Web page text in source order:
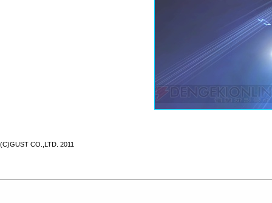
(C)GUST CO.,LTD. 2011